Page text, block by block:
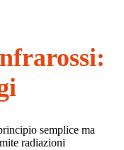
semplice ma
radiazioni